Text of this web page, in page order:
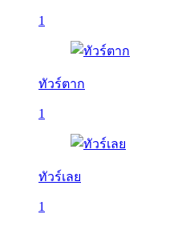
1
ทัวร์ตาก
1
ทัวร์เลย
1